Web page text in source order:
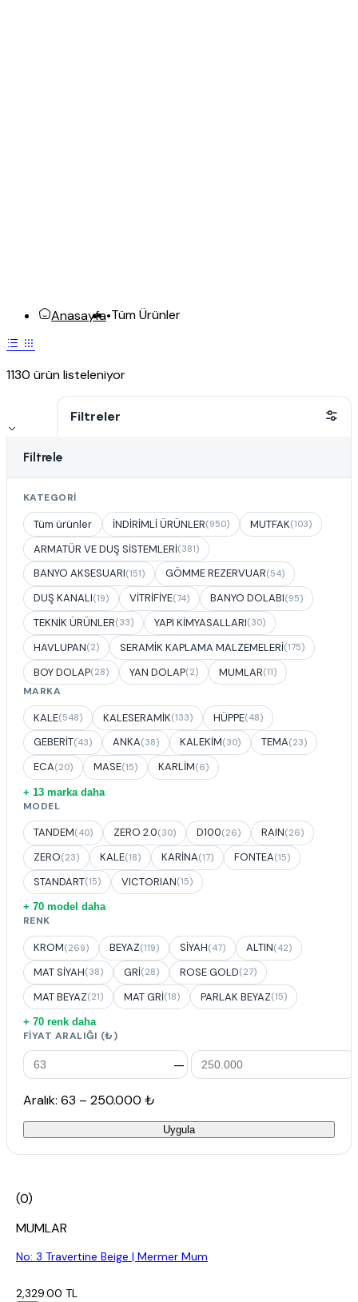
Anasayfa•Tüm Ürünler
1130 ürün listeleniyor
Filtreler
Filtrele
KATEGORI
Tüm ürünler İNDİRİMLİ ÜRÜNLER(950) MUTFAK(103)
ARMATÜR VE DUŞ SİSTEMLERİ(381)
BANYO AKSESUARI(151) GÖMME REZERVUAR(54)
DUŞ KANALI(19) VİTRİFİYE(74) BANYO DOLABI(95)
TEKNİK ÜRÜNLER(33) YAPI KİMYASALLARI(30)
HAVLUPAN(2) SERAMİK KAPLAMA MALZEMELERİ(175)
BOY DOLAP(28) YAN DOLAP(2) MUMLAR(11)
MARKA
KALE(548) KALESERAMİK(133) HÜPPE(48)
GEBERİT(43) ANKA(38) KALEKİM(30) TEMA(23)
ECA(20) MASE(15) KARLİM(6)
+ 13 marka daha
MODEL
TANDEM(40) ZERO 2.0(30) D100(26) RAIN(26)
ZERO(23) KALE(18) KARİNA(17) FONTEA(15)
STANDART(15) VICTORIAN(15)
+ 70 model daha
RENK
KROM(269) BEYAZ(119) SİYAH(47) ALTIN(42)
MAT SİYAH(38) GRİ(28) ROSE GOLD(27)
MAT BEYAZ(21) MAT GRİ(18) PARLAK BEYAZ(15)
+ 70 renk daha
FIYAT ARALIĞI (₺)
—
Aralık: 63 – 250.000 ₺
Uygula
(0)
MUMLAR
No: 3 Travertine Beige | Mermer Mum
2,329.00 TL